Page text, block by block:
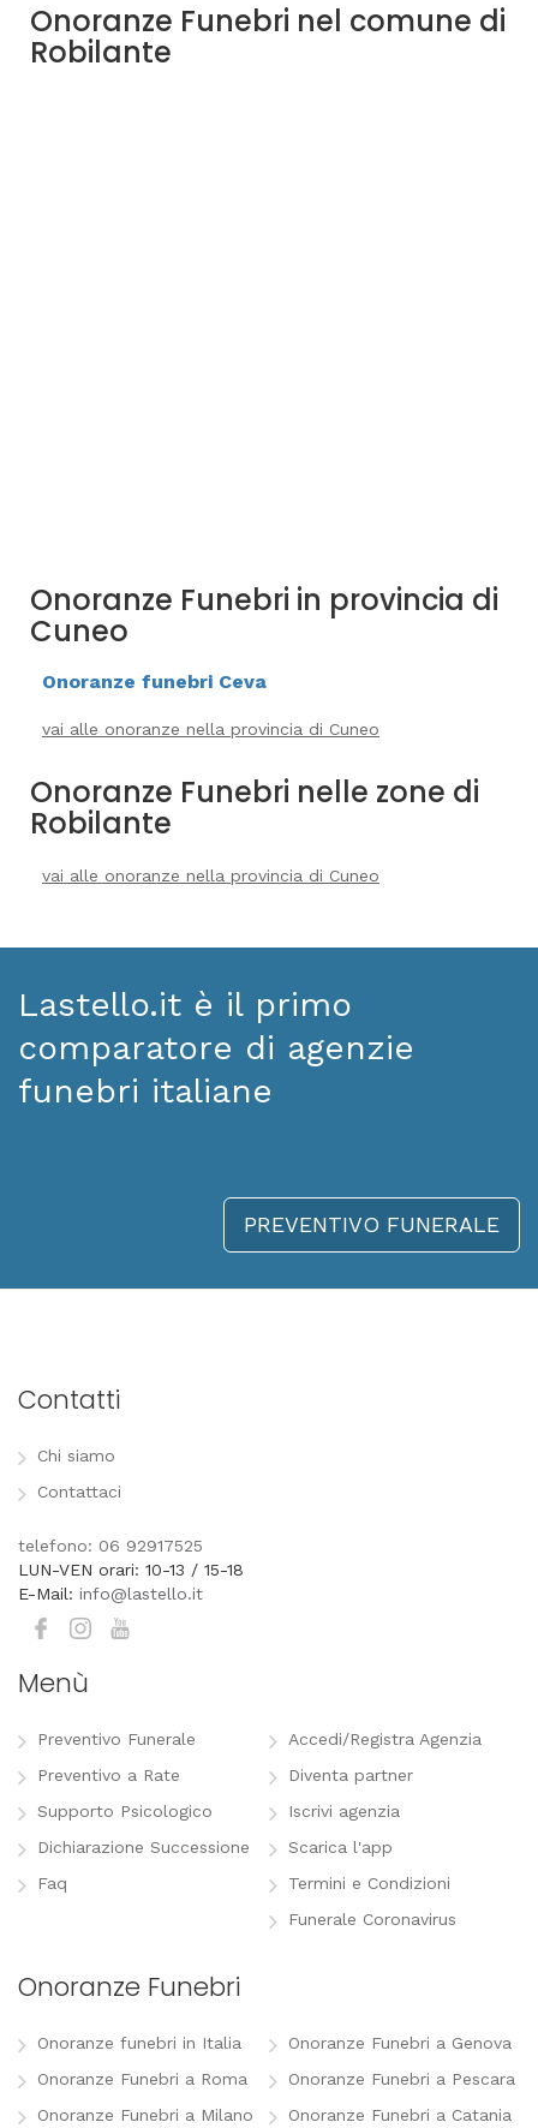
Onoranze Funebri nel comune di
Robilante
Onoranze Funebri in provincia di
Cuneo
Onoranze funebri Ceva
vai alle onoranze nella provincia di Cuneo
Onoranze Funebri nelle zone di
Robilante
vai alle onoranze nella provincia di Cuneo
Lastello.it è il primo
comparatore di agenzie
funebri italiane
PREVENTIVO FUNERALE
Contatti
Chi siamo
Contattaci
telefono: 06 92917525
LUN-VEN orari: 10-13 / 15-18
E-Mail: info@lastello.it
Menù
Preventivo Funerale
Preventivo a Rate
Supporto Psicologico
Dichiarazione Successione
Faq
Accedi/Registra Agenzia
Diventa partner
Iscrivi agenzia
Scarica l'app
Termini e Condizioni
Funerale Coronavirus
Onoranze Funebri
Onoranze funebri in Italia
Onoranze Funebri a Roma
Onoranze Funebri a Milano
Onoranze Funebri a Genova
Onoranze Funebri a Pescara
Onoranze Funebri a Catania